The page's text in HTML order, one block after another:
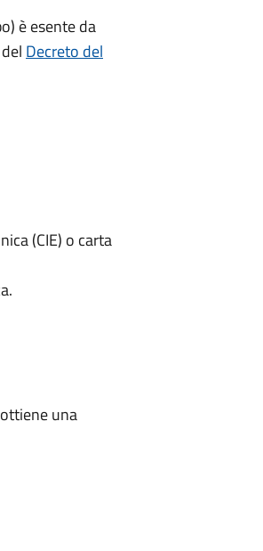
è esente da
Decreto del
(CIE) o carta
una